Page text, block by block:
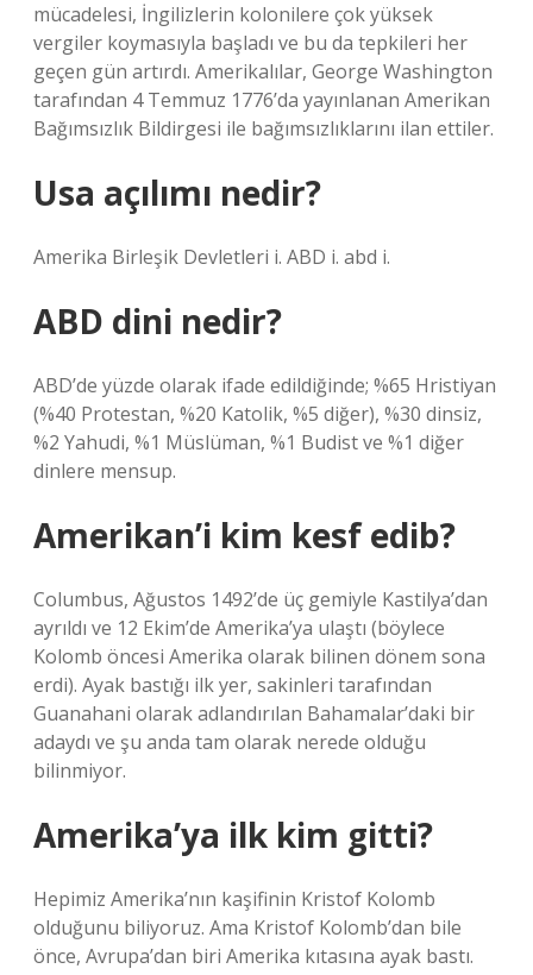
mücadelesi, İngilizlerin kolonilere çok yüksek
vergiler koymasıyla başladı ve bu da tepkileri her
geçen gün artırdı. Amerikalılar, George Washington
tarafından 4 Temmuz 1776’da yayınlanan Amerikan
Bağımsızlık Bildirgesi ile bağımsızlıklarını ilan ettiler.
Usa açılımı nedir?
Amerika Birleşik Devletleri i. ABD i. abd i.
ABD dini nedir?
ABD’de yüzde olarak ifade edildiğinde; %65 Hristiyan
(%40 Protestan, %20 Katolik, %5 diğer), %30 dinsiz,
%2 Yahudi, %1 Müslüman, %1 Budist ve %1 diğer
dinlere mensup.
Amerikan’i kim kesf edib?
Columbus, Ağustos 1492’de üç gemiyle Kastilya’dan
ayrıldı ve 12 Ekim’de Amerika’ya ulaştı (böylece
Kolomb öncesi Amerika olarak bilinen dönem sona
erdi). Ayak bastığı ilk yer, sakinleri tarafından
Guanahani olarak adlandırılan Bahamalar’daki bir
adaydı ve şu anda tam olarak nerede olduğu
bilinmiyor.
Amerika’ya ilk kim gitti?
Hepimiz Amerika’nın kaşifinin Kristof Kolomb
olduğunu biliyoruz. Ama Kristof Kolomb’dan bile
önce, Avrupa’dan biri Amerika kıtasına ayak bastı.